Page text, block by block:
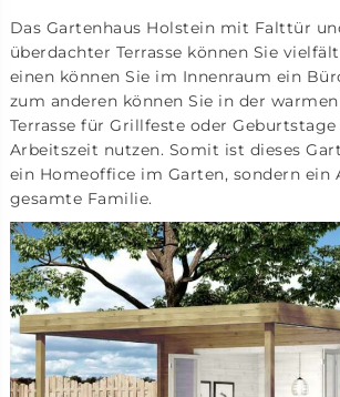
Das Gartenhaus Holstein mit Falttür
überdachter Terrasse können Sie
einen können Sie im Innenraum ein
zum anderen können Sie in der
Terrasse für Grillfeste oder
Arbeitszeit nutzen. Somit ist dieses
ein Homeoffice im Garten, sondern ein
gesamte Familie.